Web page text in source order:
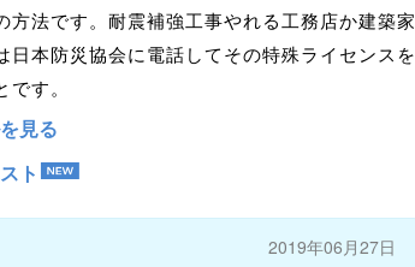
法です。耐震補強工事やれる工務店か建築家
日本防災協会に電話してその特殊ライセンスを
す。
見る
ト
2019年06月27日